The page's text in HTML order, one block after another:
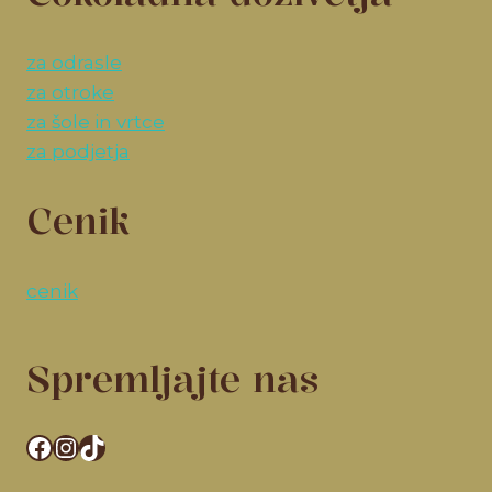
za odrasle
za otroke
za šole in vrtce
za podjetja
Cenik
cenik
Spremljajte nas
Facebook
Instagram
TikTok